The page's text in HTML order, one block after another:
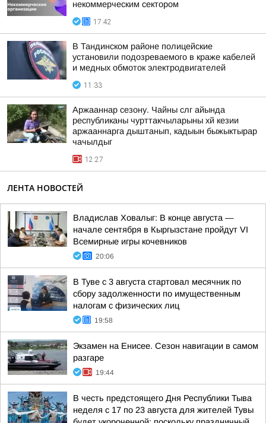
некоммерческим сектором
17:42
В Тандинском районе полицейские
установили подозреваемого в краже кабелей
и медных обмоток электродвигателей
11:33
Аржааннар сезону. Чайны слг айында
республиканы чурттакчыларыны хй кезии
аржааннарга дыштанып, кадыын быжыктырар
чачылдыг
12:27
ЛЕНТА НОВОСТЕЙ
Владислав Ховалыг: В конце августа —
начале сентября в Кыргызстане пройдут VI
Всемирные игры кочевников
20:06
В Туве с 3 августа стартовал месячник по
сбору задолженности по имущественным
налогам с физических лиц
19:58
Экзамен на Енисее. Сезон навигации в самом
разгаре
19:44
В честь предстоящего Дня Республики Тыва
неделя с 17 по 23 августа для жителей Тувы